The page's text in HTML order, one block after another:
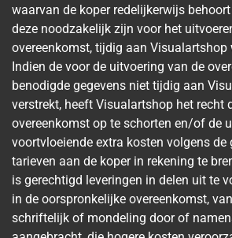
waarvan de koper redelijkerwijs
deze noodzakelijk zijn voor het
overeenkomst, tijdig aan Visualartshop
Indien de voor de uitvoering van de
benodigde gegevens niet tijdig aan
verstrekt, heeft Visualartshop het recht
overeenkomst op te schorten en/of de
voortvloeiende extra kosten volgens de
tarieven aan de koper in rekening te
is gerechtigd leveringen in delen uit te
in de oorspronkelijke overeenkomst,
schriftelijk of mondeling door of